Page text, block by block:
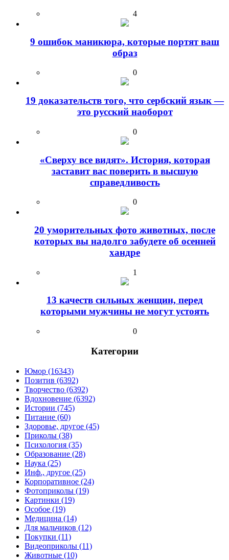
4
9 ошибок маникюра, которые портят ваш
образ
0
19 доказательств того, что сербский язык —
это русский наоборот
0
«Сверху все видят». История, которая
заставит вас поверить в высшую
справедливость
0
20 уморительных фото животных, после
которых вы надолго забудете об осенней
хандре
1
13 качеств сильных женщин, перед
которыми мужчины не могут устоять
0
Категории
Юмор (16343)
Позитив (6392)
Творчество (6392)
Вдохновение (6392)
Истории (745)
Питание (60)
Здоровье, другое (45)
Приколы (38)
Психология (35)
Образование (28)
Наука (25)
Инф., другое (25)
Корпоративное (24)
Фотоприколы (19)
Картинки (19)
Особое (19)
Медицина (14)
Для мальчиков (12)
Покупки (11)
Видеоприколы (11)
Животные (10)